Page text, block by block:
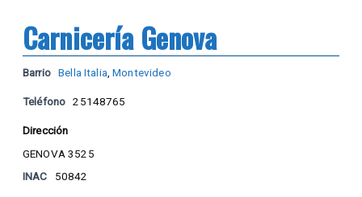
Carnicería Genova
Barrio Bella Italia ,Montevideo
Teléfono 25148765
Dirección
GENOVA 3525
INAC
50842